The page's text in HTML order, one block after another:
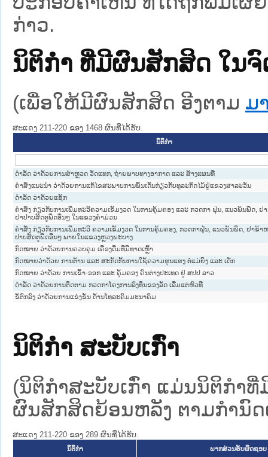
ກ່າວ.
ນິຕິກໍາ ທີ່ມີຜົນສັກສິດ ໃນ
(ເພື່ອໃຫ້ມີຜົນສັກສິດ ອີງຕາມ ມ
ສະແດງ 211-220 ຂອງ 1468 ຜົນທີ່ໄດ້ຮັບ.
ນິຕິກໍາ
ດຳລັດ ວ່າດ້ວຍການສຳຫຼວດ ວັດແທກ, ຖ່າຍພາບທາງອາກາດ ແລະ ສ້າງແຜນທີ່
ຄຳສັ່ງແນະນຳ ວ່າດ້ວຍການແກ້ໄຂສະພາບການພົ້ນເດັ່ນກ່ຽວກັບທຸລະກິດໄມ້ຢູ່ແຂວງສາລະວັນ
ດຳລັດ ວ່າດ້ວຍແຊັກ
ຄຳສັ່ງ ກ່ຽວກັບການເພີ່ມທະວີຄວາມເຂັ້ມງວດ ໃນການຄຸ້ມຄອງ ແລະ ກວດກາ ຝຸ່ນ, ແນວພັນພືດ, ຢ
ຢາປາບສັດຕູພືດອື່ນໆ ໃນແຂວງຄຳມ່ວນ
ຄຳສັ່ງ ກ່ຽວກັບການເພີ່ມທະວີ ຄວາມເຂັ້ມງວດ ໃນການຄຸ້ມຄອງ, ກວດກາຝຸ່ນ, ແນວພັນພືດ, ຢາຂ້າ
ປາບສັດຕູພືດອື່ນໆ ພາຍໃນແຂວງຫຼວງພະບາງ
ກົດໝາຍ ວ່າດ້ວຍການຄວບຄຸມ ເຄື່ອງດື່ມທີ່ມີທາດເຫຼົ້າ
ກົດໝາຍວ່າດ້ວຍ ການຕ້ານ ແລະ ສະກັດກັ້ນການໃຊ້ຄວາມຮຸນແຮງ ຕໍ່ແມ່ຍິງ ແລະ ເດັກ
ກົດໝາຍ ວ່າດ້ວຍ ການເຂົ້າ-ອອກ ແລະ ຄຸ້ມຄອງ ຄົນຕ່າງປະເທດ ຢູ່ ສປປ ລາວ
ດຳລັດ ວ່າດ້ວຍການຕິດຕາມ ກວດກາໂຄງການລົງທຶນຂອງລັດ ເລີ່ມແຕ່ຫົວທີ
ຂໍ້ຕົກລົງ ວ່າດ້ວຍການແຂ່ງຂັນ ດ້ານໂທລະຄົມມະນາຄົມ
ນິຕິກໍາ ສະບັບເກົ່າ
(ນິຕິກໍາສະບັບເກົ່າ ແມ່ນນິຕິກໍາ
ຜົນສັກສິດຍ້ອນຫລັງ ຕາມກໍານົດ
ສະແດງ 211-220 ຂອງ 289 ຜົນທີ່ໄດ້ຮັບ.
ນິຕິກໍາ ພາກສ່ວນຮັບຜິດຊອບ